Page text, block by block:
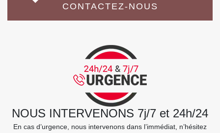
CONTACTEZ-NOUS
NOUS INTERVENONS 7j/7 et 24h/24
En cas d’urgence, nous intervenons dans l’immédiat, n’hésitez